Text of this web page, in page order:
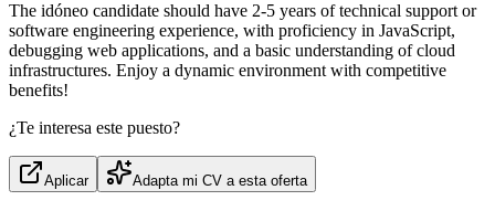
The idóneo candidate should have 2-5 years of technical support or
software engineering experience, with proficiency in JavaScript,
debugging web applications, and a basic understanding of cloud
infrastructures. Enjoy a dynamic environment with competitive
benefits!
¿Te interesa este puesto?
Aplicar Adapta mi CV a esta oferta